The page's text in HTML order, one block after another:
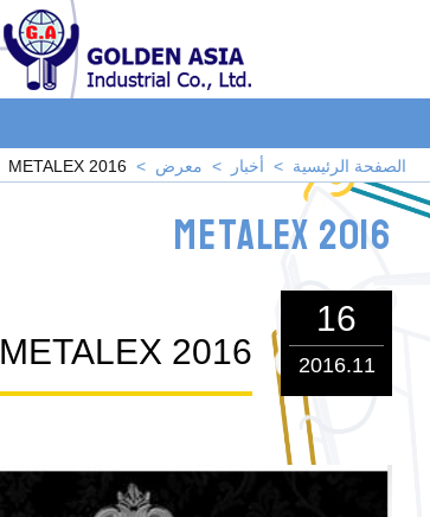
الصفحة الرئيسية أخبار معرض METALEX 2016
METALEX 2016
16
2016.11
METALEX 2016